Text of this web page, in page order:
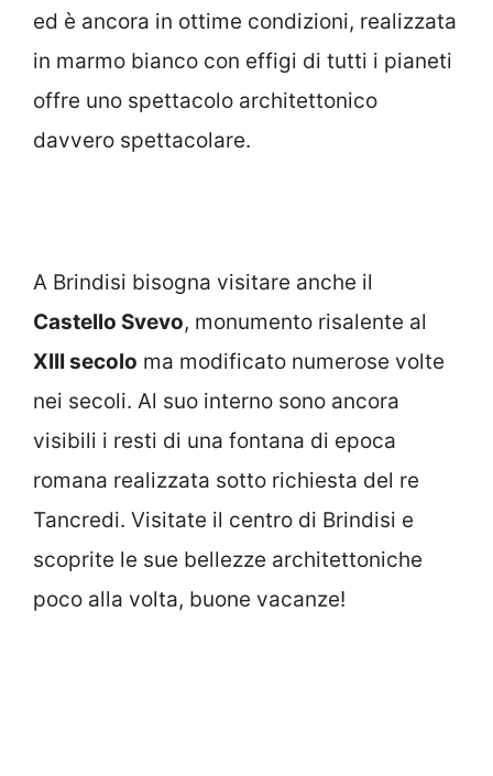
ed è ancora in ottime condizioni, realizzata
in marmo bianco con effigi di tutti i pianeti
offre uno spettacolo architettonico
davvero spettacolare.
A Brindisi bisogna visitare anche il
Castello Svevo, monumento risalente al
XIII secolo ma modificato numerose volte
nei secoli. Al suo interno sono ancora
visibili i resti di una fontana di epoca
romana realizzata sotto richiesta del re
Tancredi. Visitate il centro di Brindisi e
scoprite le sue bellezze architettoniche
poco alla volta, buone vacanze!